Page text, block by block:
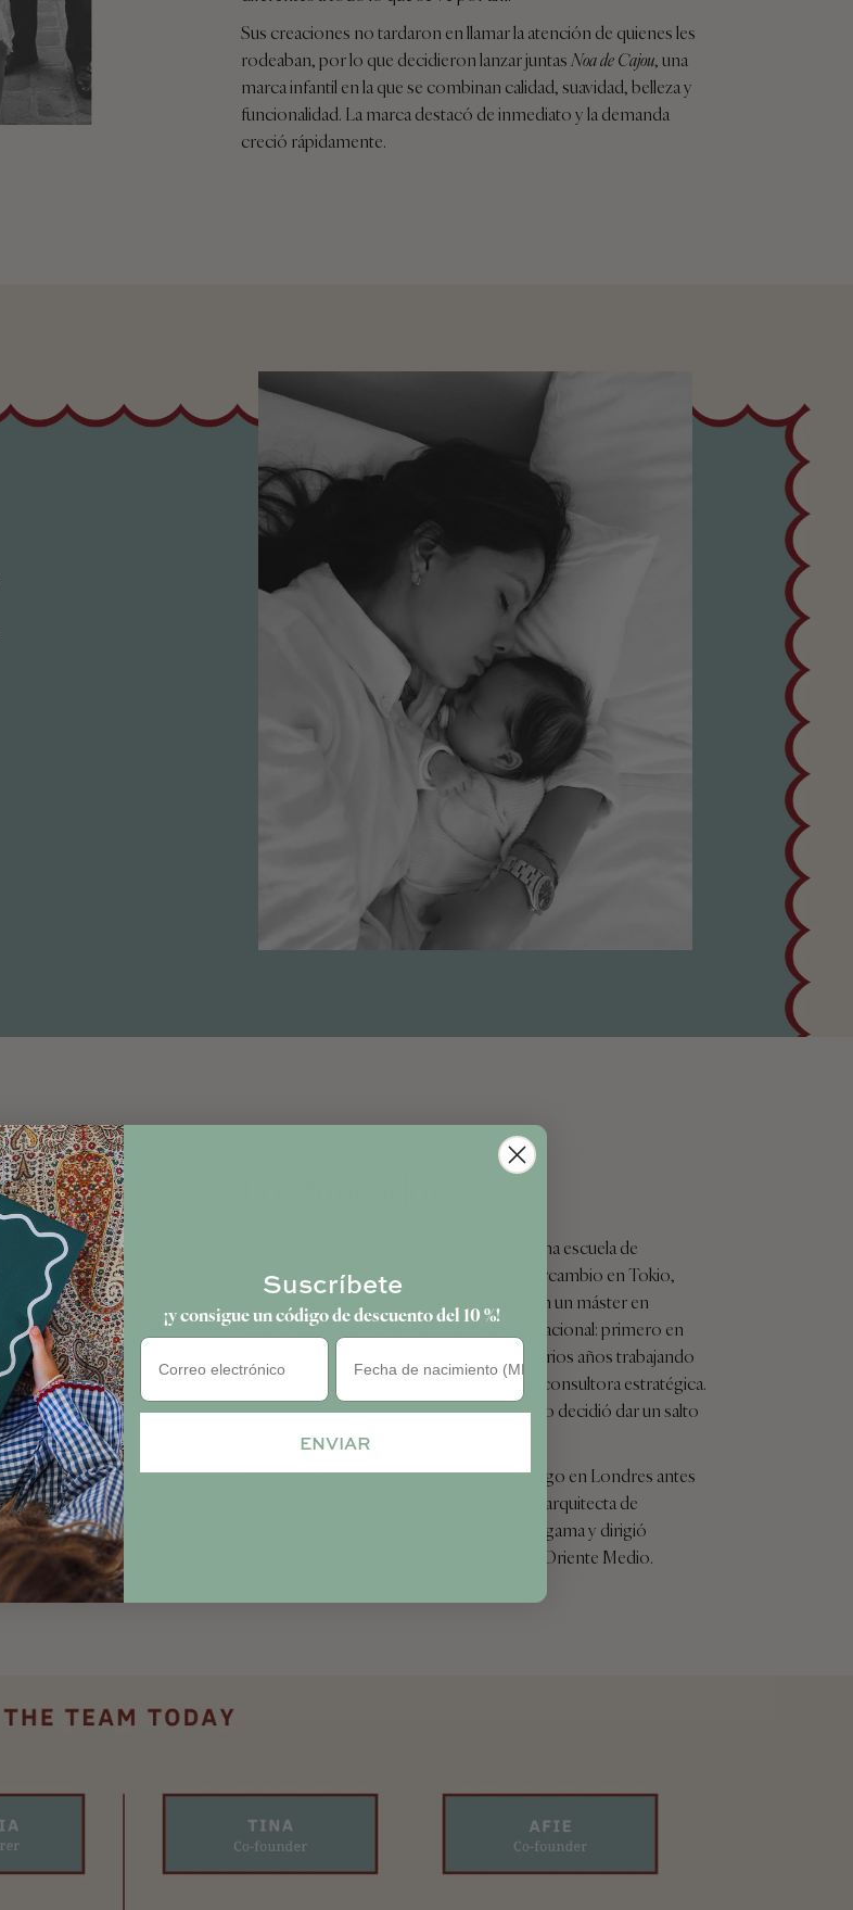
Sus creaciones no tardaron en llamar la atención de quienes les
rodeaban, por lo que decidieron lanzar juntas Noa de Cajou, una
marca infantil en la que se combinan calidad, suavidad, belleza y
funcionalidad. La marca destacó de inmediato y la demanda
creció rápidamente.
Tina nació en París. Tras matricularse en una escuela de
negocios, participó en programas de intercambio en Tokio,
Shanghái y, más tarde, en Nueva York. Con un máster en
Emprendimiento, forjó una carrera internacional: primero en
Zúrich y luego en Londres, donde pasó varios años trabajando
en McKinsey & Company, la reconocida consultora estratégica.
Fue durante su baja por maternidad cuando decidió dar un salto
de fe y fundarNoa de Cajou
Afie nació en Teherán. Vivió en Dubái y luego en Londres antes
de instalarse en París a los 27 años. Como arquitecta de
interiores, se especializó en diseño de alta gama y dirigió
importantes proyectos en toda Europa y Oriente Medio.
Suscríbete
¡y consigue un código de descuento del 10 %!
Cumpleaños
ENVIAR